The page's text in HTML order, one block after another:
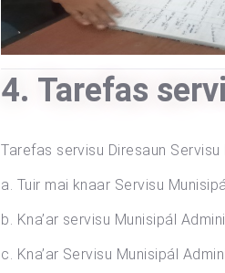
4. Tarefas
Tarefas servisu Diresaun
a. Tuir mai knaar Servisu
b. Kna’ar servisu Munisipál
c. Kna’ar Servisu Munisipál